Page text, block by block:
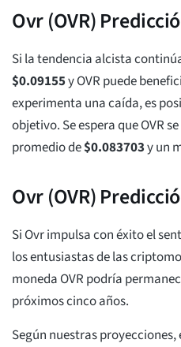
Ovr (OVR)
Si la tendencia alcista
$0.09155y OVR puede
experimenta una caída, es
objetivo. Se espera que OVR
promedio de$0.083703y un
Ovr (OVR)
Si Ovr impulsa con éxito el
los entusiastas de las
moneda OVR podría
próximos cinco años.
Según nuestras proyecciones,